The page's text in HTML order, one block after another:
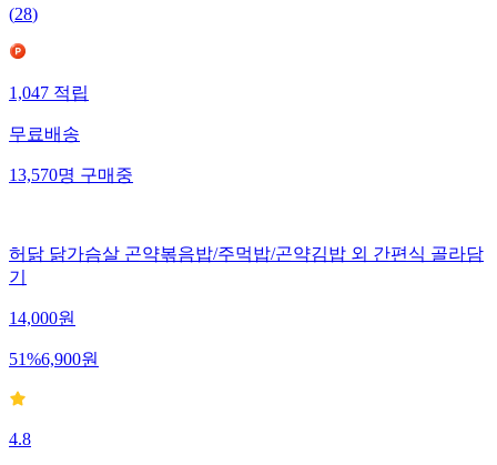
(28)
1,047 적립
무료배송
13,570명 구매중
허닭 닭가슴살 곤약볶음밥/주먹밥/곤약김밥 외 간편식 골라담
기
14,000원
51%6,900원
4.8